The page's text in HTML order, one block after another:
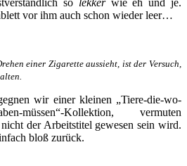
so lekkerwie eh und je.
vor ihm auch schon wieder leer…
einer Zigarette aussieht, ist der Versuch,
wir einer kleinen „Tiere-die-wo-
müssen“-Kollektion, vermuten
der Arbeitstitel gewesen sein wird.
bloß zurück.